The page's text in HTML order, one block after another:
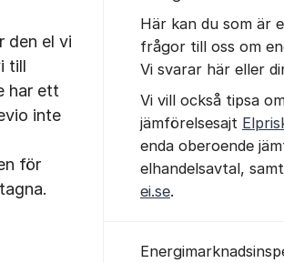
den el vi
till
har ett
inte
för
Här kan du som är
frågor till oss om
Vi svarar här eller
Vi vill också tipsa
jämförelsesajt
enda oberoende
elhandelsavtal,
ei.se.